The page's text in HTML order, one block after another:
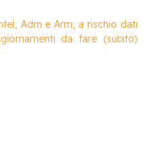
Adm e Arm, a rischio dati
da fare (subito)